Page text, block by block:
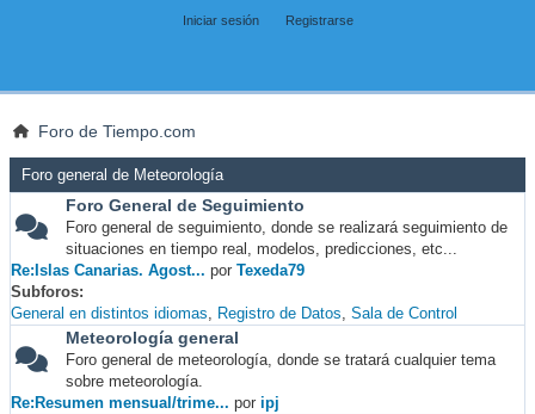
Iniciar sesión Registrarse
Foro de Tiempo.com
Foro general de Meteorología
Foro General de Seguimiento
Foro general de seguimiento, donde se realizará seguimiento de
situaciones en tiempo real, modelos, predicciones, etc...
Re:Islas Canarias. Agost... por Texeda79
Subforos
General en distintos idiomas
Registro de Datos Sala de Control
Meteorología general
Foro general de meteorología, donde se tratará cualquier tema
sobre meteorología.
Re:Resumen mensual/trime... por ipj